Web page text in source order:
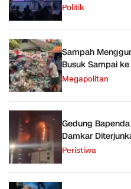
Politik
Sampah
Busuk Sampai
Megapolitan
Gedung
Damkar
Peristiwa